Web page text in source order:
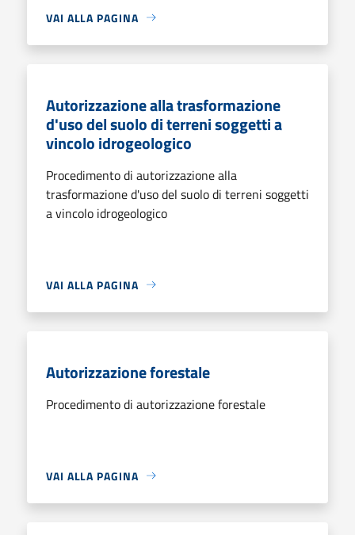
VAI ALLA PAGINA
Autorizzazione alla trasformazione
d'uso del suolo di terreni soggetti a
vincolo idrogeologico
Procedimento di autorizzazione alla
trasformazione d'uso del suolo di terreni soggetti
a vincolo idrogeologico
VAI ALLA PAGINA
Autorizzazione forestale
Procedimento di autorizzazione forestale
VAI ALLA PAGINA